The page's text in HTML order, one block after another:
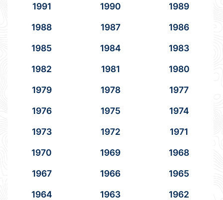
1991
1990
1989
1988
1987
1986
1985
1984
1983
1982
1981
1980
1979
1978
1977
1976
1975
1974
1973
1972
1971
1970
1969
1968
1967
1966
1965
1964
1963
1962